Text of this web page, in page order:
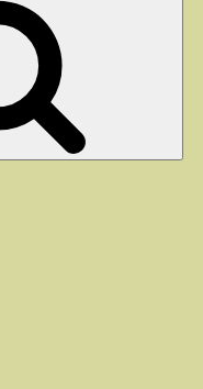
Optionen
können
auf
der
Produktseite
gewählt
werden